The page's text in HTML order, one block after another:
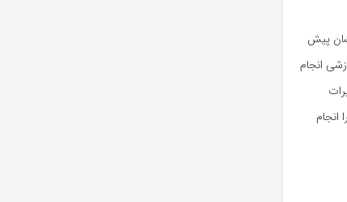
پیش
انجام